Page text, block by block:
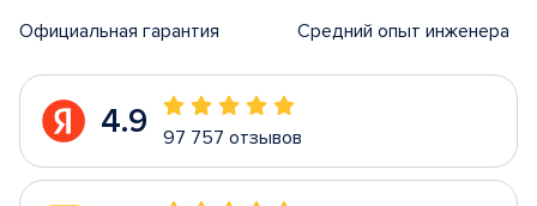
Официальная гарантия Средний опыт инженера
4.9 97 757 отзывов